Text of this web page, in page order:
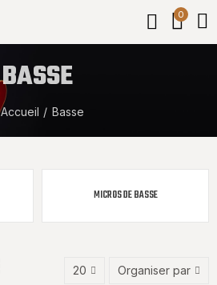
0
BASSE
Accueil Basse
MICROS DE BASSE
20 Organiser par